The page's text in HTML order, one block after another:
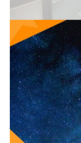
庇(笠木)を取付け
す。
1.養生作業
2.プライマー
3.シーリング材打